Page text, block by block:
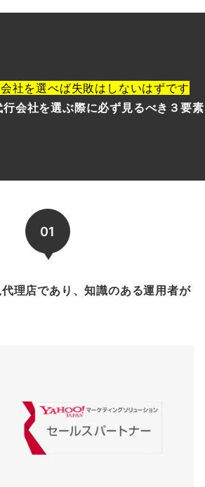
社を選べば失敗はしないはずです
会社を選ぶ際に必ず見るべき３要素
01
理店であり、知識のある運用者が